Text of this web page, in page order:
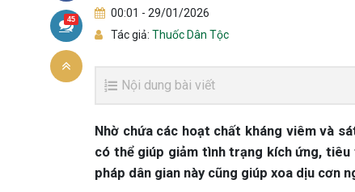
00:01 - 29/01/2026
Tác giả: Thuốc Dân Tộc
45
Nội dung bài viết
Nhờ chứa các hoạt chất kháng viêm và
có thể giúp giảm tình trạng kích ứng,
pháp dân gian này cũng giúp xoa dịu cơn